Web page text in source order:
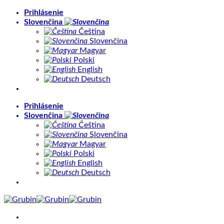
Skip
Prihlásenie
Slovenčina
Čeština
Slovenčina
Magyar
Polski
English
Deutsch
Prihlásenie
Slovenčina
Čeština
Slovenčina
Magyar
Polski
English
Deutsch